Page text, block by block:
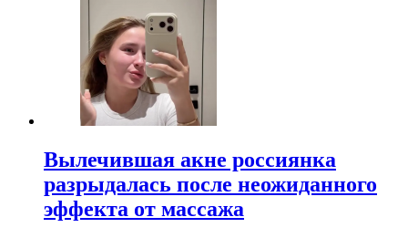
Вылечившая акне россиянка
разрыдалась после неожиданного
эффекта от массажа